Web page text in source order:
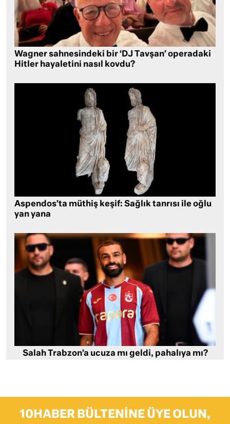
Wagner sahnesindeki bir ‘DJ Tavşan’ operadaki
Hitler hayaletini nasıl kovdu?
Aspendos’ta müthiş keşif: Sağlık tanrısı ile oğlu
yan yana
Salah Trabzon’a ucuza mı geldi, pahalıya mı?
10HABER BÜLTENINE ÜYE OLUN,